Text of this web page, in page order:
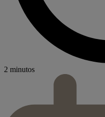
2 minutos